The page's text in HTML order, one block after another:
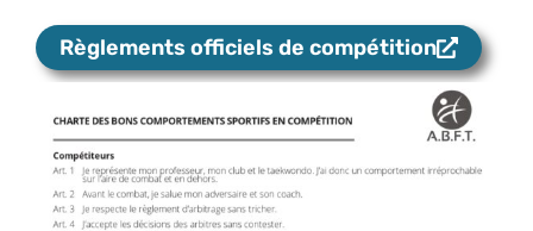
Règlements officiels de compétition